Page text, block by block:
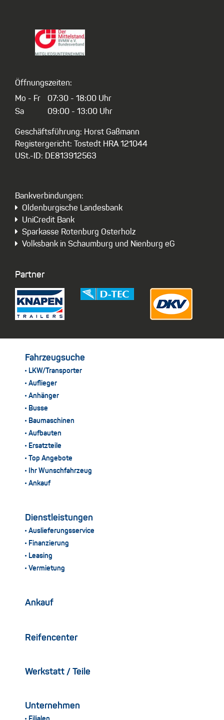
Öffnungszeiten:
Mo - Fr
Sa
07:30 - 18:00 Uhr
09:00 - 13:00 Uhr
Geschäftsführung: Horst Gaßmann
Registergericht: Tostedt HRA 121044
USt.-ID: DE813912563
Bankverbindungen:
Oldenburgische Landesbank
UniCredit Bank
Sparkasse Rotenburg Osterholz
Volksbank in Schaumburg und Nienburg eG
Partner
Fahrzeugsuche
LKW/Transporter
Auflieger
Anhänger
Busse
Baumaschinen
Aufbauten
Ersatzteile
Top Angebote
Ihr Wunschfahrzeug
Ankauf
Dienstleistungen
Auslieferungsservice
Finanzierung
Leasing
Vermietung
Ankauf
Reifencenter
Werkstatt / Teile
Unternehmen